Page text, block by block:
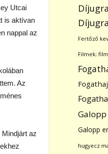
Utcai
is aktívan
nappal az
Az
az
Fertőző
Filmek;
Galopp
hugyecz